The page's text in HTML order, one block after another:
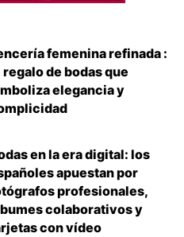
femenina refinada :
regalo de bodas que
elegancia y
en la era digital: los
apuestan por
profesionales,
colaborativos y
con vídeo